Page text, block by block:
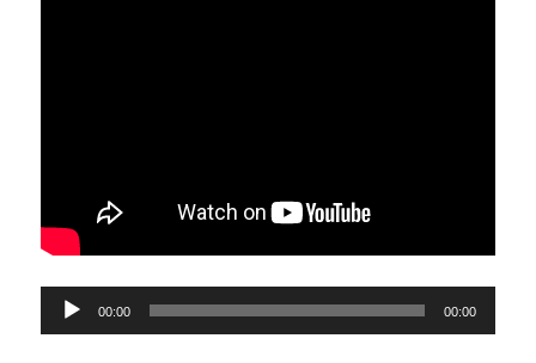
Reproductor
d'àudio
00:00 00:00